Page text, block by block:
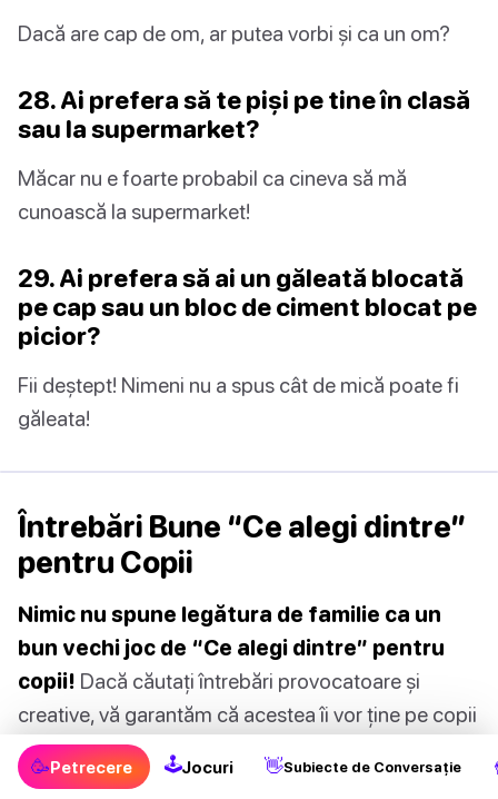
Dacă are cap de om, ar putea vorbi și ca un om?
28. Ai prefera să te piși pe tine în clasă
sau la supermarket?
Măcar nu e foarte probabil ca cineva să mă
cunoască la supermarket!
29. Ai prefera să ai un găleată blocată
pe cap sau un bloc de ciment blocat pe
picior?
Fii deștept! Nimeni nu a spus cât de mică poate fi
găleata!
Întrebări Bune “Ce alegi dintre”
pentru Copii
Nimic nu spune legătura de familie ca un
bun vechi joc de “Ce alegi dintre” pentru
copii! Dacă căutați întrebări provocatoare și
creative, vă garantăm că acestea îi vor ține pe copii
ocupați ore în șir:
🥳Petrecere 🕹Jocuri 👋Subiecte de Conversație